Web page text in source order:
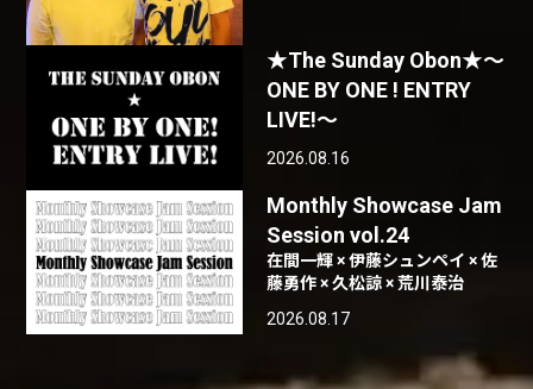
★The Sunday Obon★〜
ONE BY ONE ! ENTRY
LIVE!〜
2026.08.16
Monthly Showcase Jam
Session vol.24
在間一輝 × 伊藤シュンペイ × 佐
藤勇作 × 久松諒 × 荒川泰治
2026.08.17